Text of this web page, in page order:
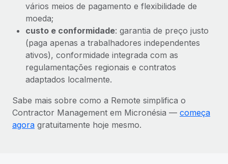
vários meios de pagamento e flexibilidade de
moeda;
custo e conformidade: garantia de preço justo
(paga apenas a trabalhadores independentes
ativos), conformidade integrada com as
regulamentações regionais e contratos
adaptados localmente.
Sabe mais sobre como a Remote simplifica o
Contractor Management em Micronésia — começa
agora gratuitamente hoje mesmo.